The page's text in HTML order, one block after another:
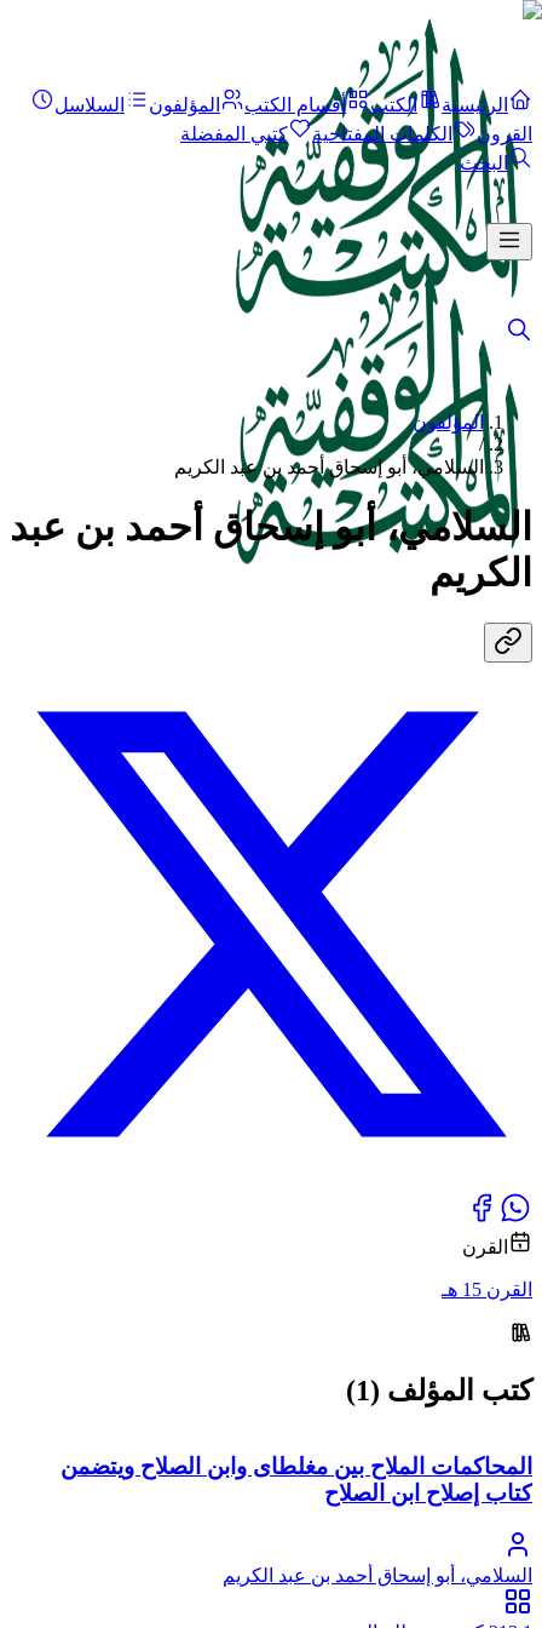
الرئيسية الكتب أقسام الكتب المؤلفون
السلاسل
القرون
الكلمات المفتاحية
كتبي المفضلة
البحث
المؤلفون
/
السلامي، أبو إسحاق أحمد بن عبد الكريم
السلامي، أبو إسحاق أحمد بن عبد
الكريم
القرن
القرن 15 هـ
كتب المؤلف (1)
المحاكمات الملاح بين مغلطاى وابن الصلاح ويتضمن
كتاب إصلاح ابن الصلاح
السلامي، أبو إسحاق أحمد بن عبد الكريم